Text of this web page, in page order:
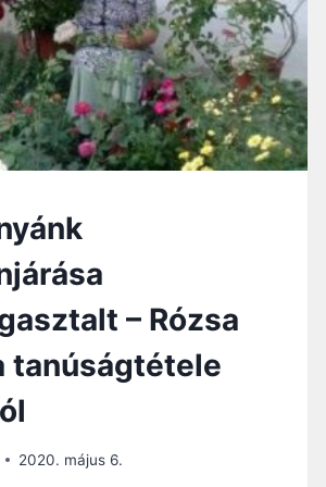
– Rózsa
tanúságtétele
2020. május 6.